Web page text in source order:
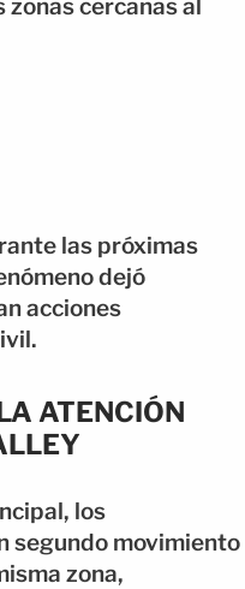
zonas cercanas al
las próximas
dejó
acciones
ATENCIÓN
los
segundo movimiento
zona,